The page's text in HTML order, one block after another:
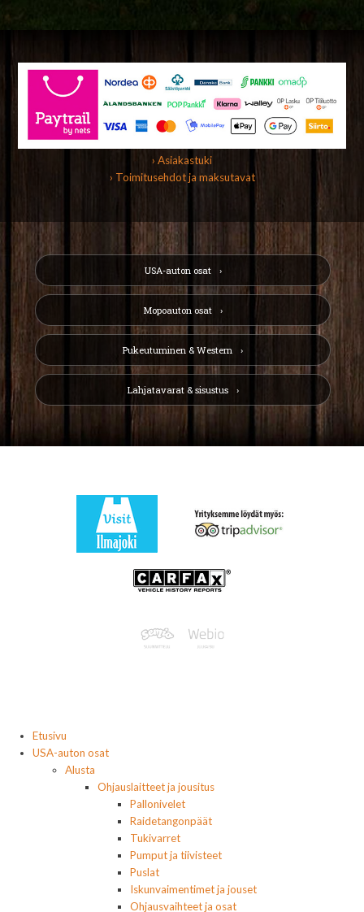
› Asiakastuki
› Toimitusehdot ja maksutavat
USA-auton osat
Mopoauton osat
Pukeutuminen & Western
Lahjatavarat & sisustus
Etusivu
USA-auton osat
Alusta
Ohjauslaitteet ja jousitus
Pallonivelet
Raidetangonpäät
Tukivarret
Pumput ja tiivisteet
Puslat
Iskunvaimentimet ja jouset
Ohjausvaihteet ja osat